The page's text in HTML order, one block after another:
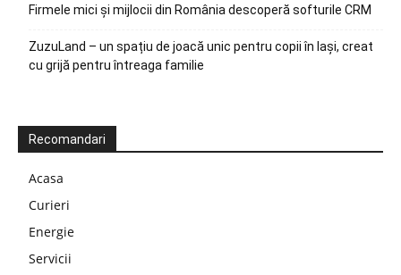
Firmele mici și mijlocii din România descoperă softurile CRM
ZuzuLand – un spațiu de joacă unic pentru copii în Iași, creat
cu grijă pentru întreaga familie
Recomandari
Acasa
Curieri
Energie
Servicii